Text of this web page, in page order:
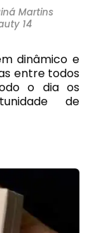
Martins
14
dinâmico e
entre todos
o dia os
de